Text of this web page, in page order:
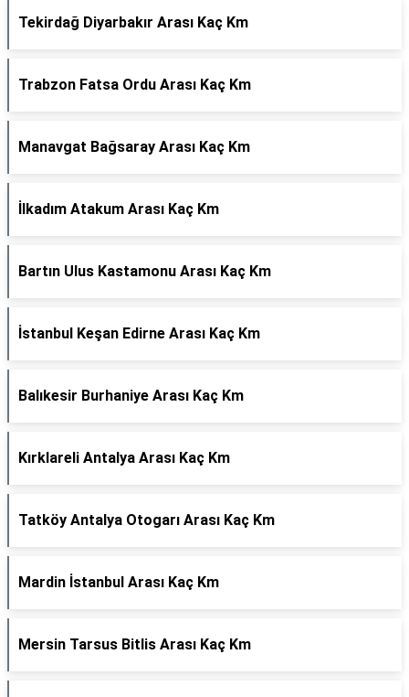
Tekirdağ Diyarbakır Arası Kaç Km
Trabzon Fatsa Ordu Arası Kaç Km
Manavgat Bağsaray Arası Kaç Km
İlkadım Atakum Arası Kaç Km
Bartın Ulus Kastamonu Arası Kaç Km
İstanbul Keşan Edirne Arası Kaç Km
Balıkesir Burhaniye Arası Kaç Km
Kırklareli Antalya Arası Kaç Km
Tatköy Antalya Otogarı Arası Kaç Km
Mardin İstanbul Arası Kaç Km
Mersin Tarsus Bitlis Arası Kaç Km